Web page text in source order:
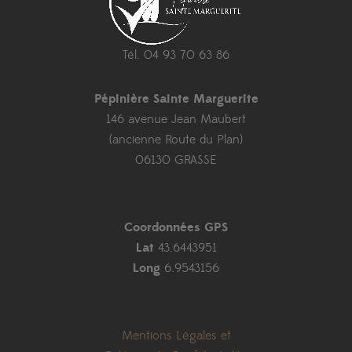
Tél. 04 93 70 63 86
Pépinière Sainte Marguerite
146 avenue Jean Maubert
(ancienne Route du Plan)
06130 GRASSE
Coordonnées GPS
Lat 43.6443951
Long 6.9543156
Mentions Légales et